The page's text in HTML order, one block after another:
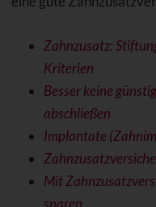
Zahnzusatz:
Kriterien
Besser keine
abschließen
Implantate
Mit
sparen